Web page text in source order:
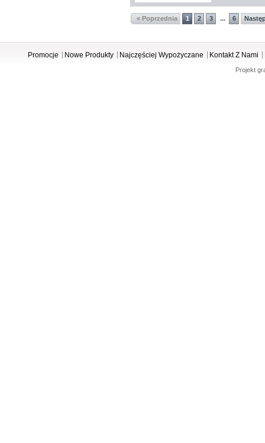
« Poprzednia 1 2 3 ... 6
Promocje Nowe Produkty Najczęściej Wypożyczane Kontakt Z Nami
Projekt